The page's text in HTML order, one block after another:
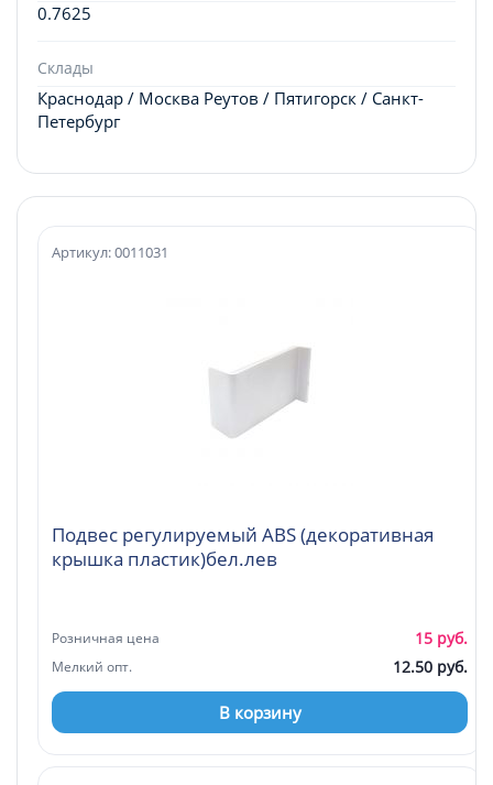
0.7625
Склады
Краснодар / Москва Реутов / Пятигорск / Санкт-
Петербург
Подвес регулируемый ABS (декоративная
крышка пластик)бел.лев
Артикул: 0011031
Розничная цена 15 руб.
Мелкий опт. 12.50 руб.
В корзину